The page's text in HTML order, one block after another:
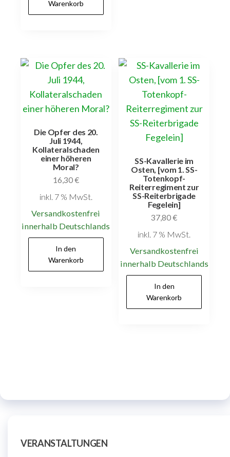
Warenkorb
Die Opfer des 20.
Juli 1944,
Kollateralschaden
einer höheren
Moral?
16,30€
inkl. 7 % MwSt.
Versandkostenfrei
innerhalb Deutschlands
In den
Warenkorb
SS-Kavallerie im
Osten, [vom 1. SS-
Totenkopf-
Reiterregiment zur
SS-Reiterbrigade
Fegelein]
37,80€
inkl. 7 % MwSt.
Versandkostenfrei
innerhalb Deutschlands
In den
Warenkorb
VERANSTALTUNGEN